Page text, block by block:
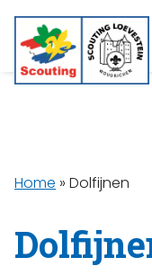
Home » Dolfijnen